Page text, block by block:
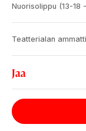
Nuorisolippu (13-18
Teatterialan
Jaa